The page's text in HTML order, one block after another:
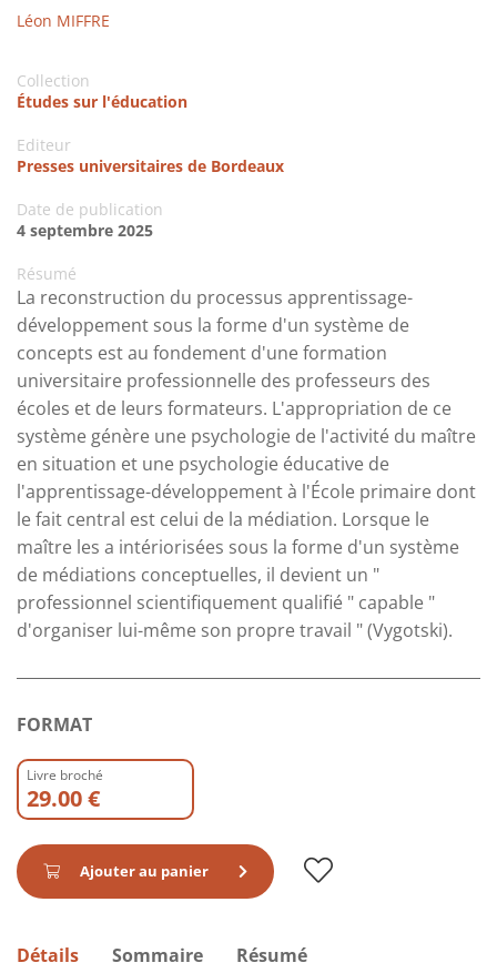
Léon MIFFRE
Collection
Études sur l'éducation
Editeur
Presses universitaires de Bordeaux
Date de publication
4 septembre 2025
Résumé
La reconstruction du processus apprentissage-
développement sous la forme d'un système de
concepts est au fondement d'une formation
universitaire professionnelle des professeurs des
écoles et de leurs formateurs. L'appropriation de ce
système génère une psychologie de l'activité du maître
en situation et une psychologie éducative de
l'apprentissage-développement à l'École primaire dont
le fait central est celui de la médiation. Lorsque le
maître les a intériorisées sous la forme d'un système
de médiations conceptuelles, il devient un "
professionnel scientifiquement qualifié " capable "
d'organiser lui-même son propre travail " (Vygotski).
FORMAT
Livre broché
29.00 €
Ajouter au panier
Détails Sommaire Résumé